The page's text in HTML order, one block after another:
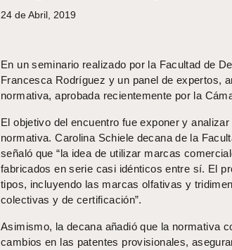
24 de Abril, 2019
En un seminario realizado por la Facultad de
Francesca Rodríguez y un panel de expertos,
normativa, aprobada recientemente por la
El objetivo del encuentro fue exponer y
normativa. Carolina Schiele decana de la
señaló que “la idea de utilizar marcas
fabricados en serie casi idénticos entre sí. El
tipos, incluyendo las marcas olfativas y
colectivas y de certificación”.
Asimismo, la decana añadió que la normativa
cambios en las patentes provisionales,